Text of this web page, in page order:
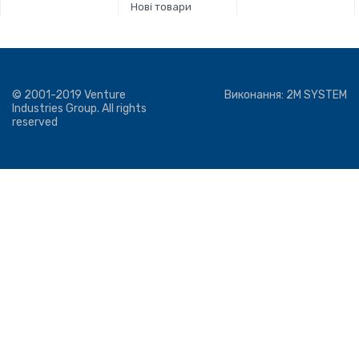
Нові товари
© 2001-2019 Venture
Industries Group. All rights
reserved
Виконання: 2M SYSTEM